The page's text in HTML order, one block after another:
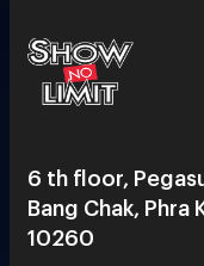
6 th floor,
Bang Chak, Phra
10260